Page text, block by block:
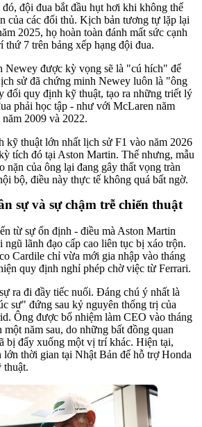
đội đua bắt đầu hụt hơi khi không thể
của các đối thủ. Kịch bản tương tự lặp lại
2025, họ hoàn toàn đánh mất sức cạnh
7 trên bảng xếp hạng đội đua.
Newey được kỳ vọng sẽ là "cú hích" để
sử đã chứng minh Newey luôn là "ông
đổi quy định kỹ thuật, tạo ra những triết lý
phải học tập - như với McLaren năm
2009 và 2022.
kỹ thuật lớn nhất lịch sử F1 vào năm 2026
tích đó tại Aston Martin. Thế nhưng, mẫu
nặn của ông lại đang gây thất vọng tràn
bộ, điều này thực tế không quá bất ngờ.
sự và sự chậm trễ chiến thuật
từ sự ổn định - điều mà Aston Martin
lãnh đạo cấp cao liên tục bị xáo trộn.
Cardile chỉ vừa mới gia nhập vào tháng
quy định nghỉ phép chờ việc từ Ferrari.
ra đi đầy tiếc nuối. Đáng chú ý nhất là
sư" đứng sau kỷ nguyên thống trị của
Ông được bổ nhiệm làm CEO vào tháng
năm sau, do những bất đồng quan
bị đẩy xuống một vị trí khác. Hiện tại,
lớn thời gian tại Nhật Bản để hỗ trợ Honda
thuật.